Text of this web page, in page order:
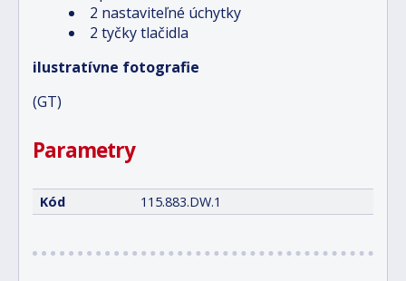
2 nastaviteľné úchytky
2 tyčky tlačidla
ilustratívne fotografie
(GT)
Parametry
Kód 115.883.DW.1